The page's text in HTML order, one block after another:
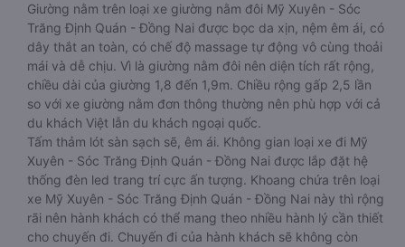
Giường nằm trên loại xe giường nằm đôi Mỹ Xuyên - Sóc
Trăng Định Quán - Đồng Nai được bọc da xịn, nệm êm ái, có
dây thắt an toàn, có chế độ massage tự động vô cùng thoải
mái và dễ chịu. Vì là giường nằm đôi nên diện tích rất rộng,
chiều dài của giường 1,8 đến 1,9m. Chiều rộng gấp 2,5 lần
so với xe giường nằm đơn thông thường nên phù hợp với cả
du khách Việt lẫn du khách ngoại quốc.
Tấm thảm lót sàn sạch sẽ, êm ái. Không gian loại xe đi Mỹ
Xuyên - Sóc Trăng Định Quán - Đồng Nai được lắp đặt hệ
thống đèn led trang trí cực ấn tượng. Khoang chứa trên loại
xe Mỹ Xuyên - Sóc Trăng Định Quán - Đồng Nai này thì rộng
rãi nên hành khách có thể mang theo nhiều hành lý cần thiết
cho chuyến đi. Chuyến đi của hành khách sẽ không còn